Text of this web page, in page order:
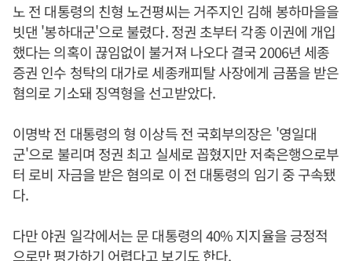
노 전 대통령의 친형 노건평씨는 거주지인 김해 봉하마을을
빗댄 '봉하대군'으로 불렸다. 정권 초부터 각종 이권에 개입
했다는 의혹이 끊임없이 불거져 나오다 결국 2006년 세종
증권 인수 청탁의 대가로 세종캐피탈 사장에게 금품을 받은
혐의로 기소돼 징역형을 선고받았다.
이명박 전 대통령의 형 이상득 전 국회부의장은 '영일대
군'으로 불리며 정권 최고 실세로 꼽혔지만 저축은행으로부
터 로비 자금을 받은 혐의로 이 전 대통령의 임기 중 구속됐
다.
다만 야권 일각에서는 문 대통령의 40% 지지율을 긍정적
으로만 평가하기 어렵다고 보기도 한다.